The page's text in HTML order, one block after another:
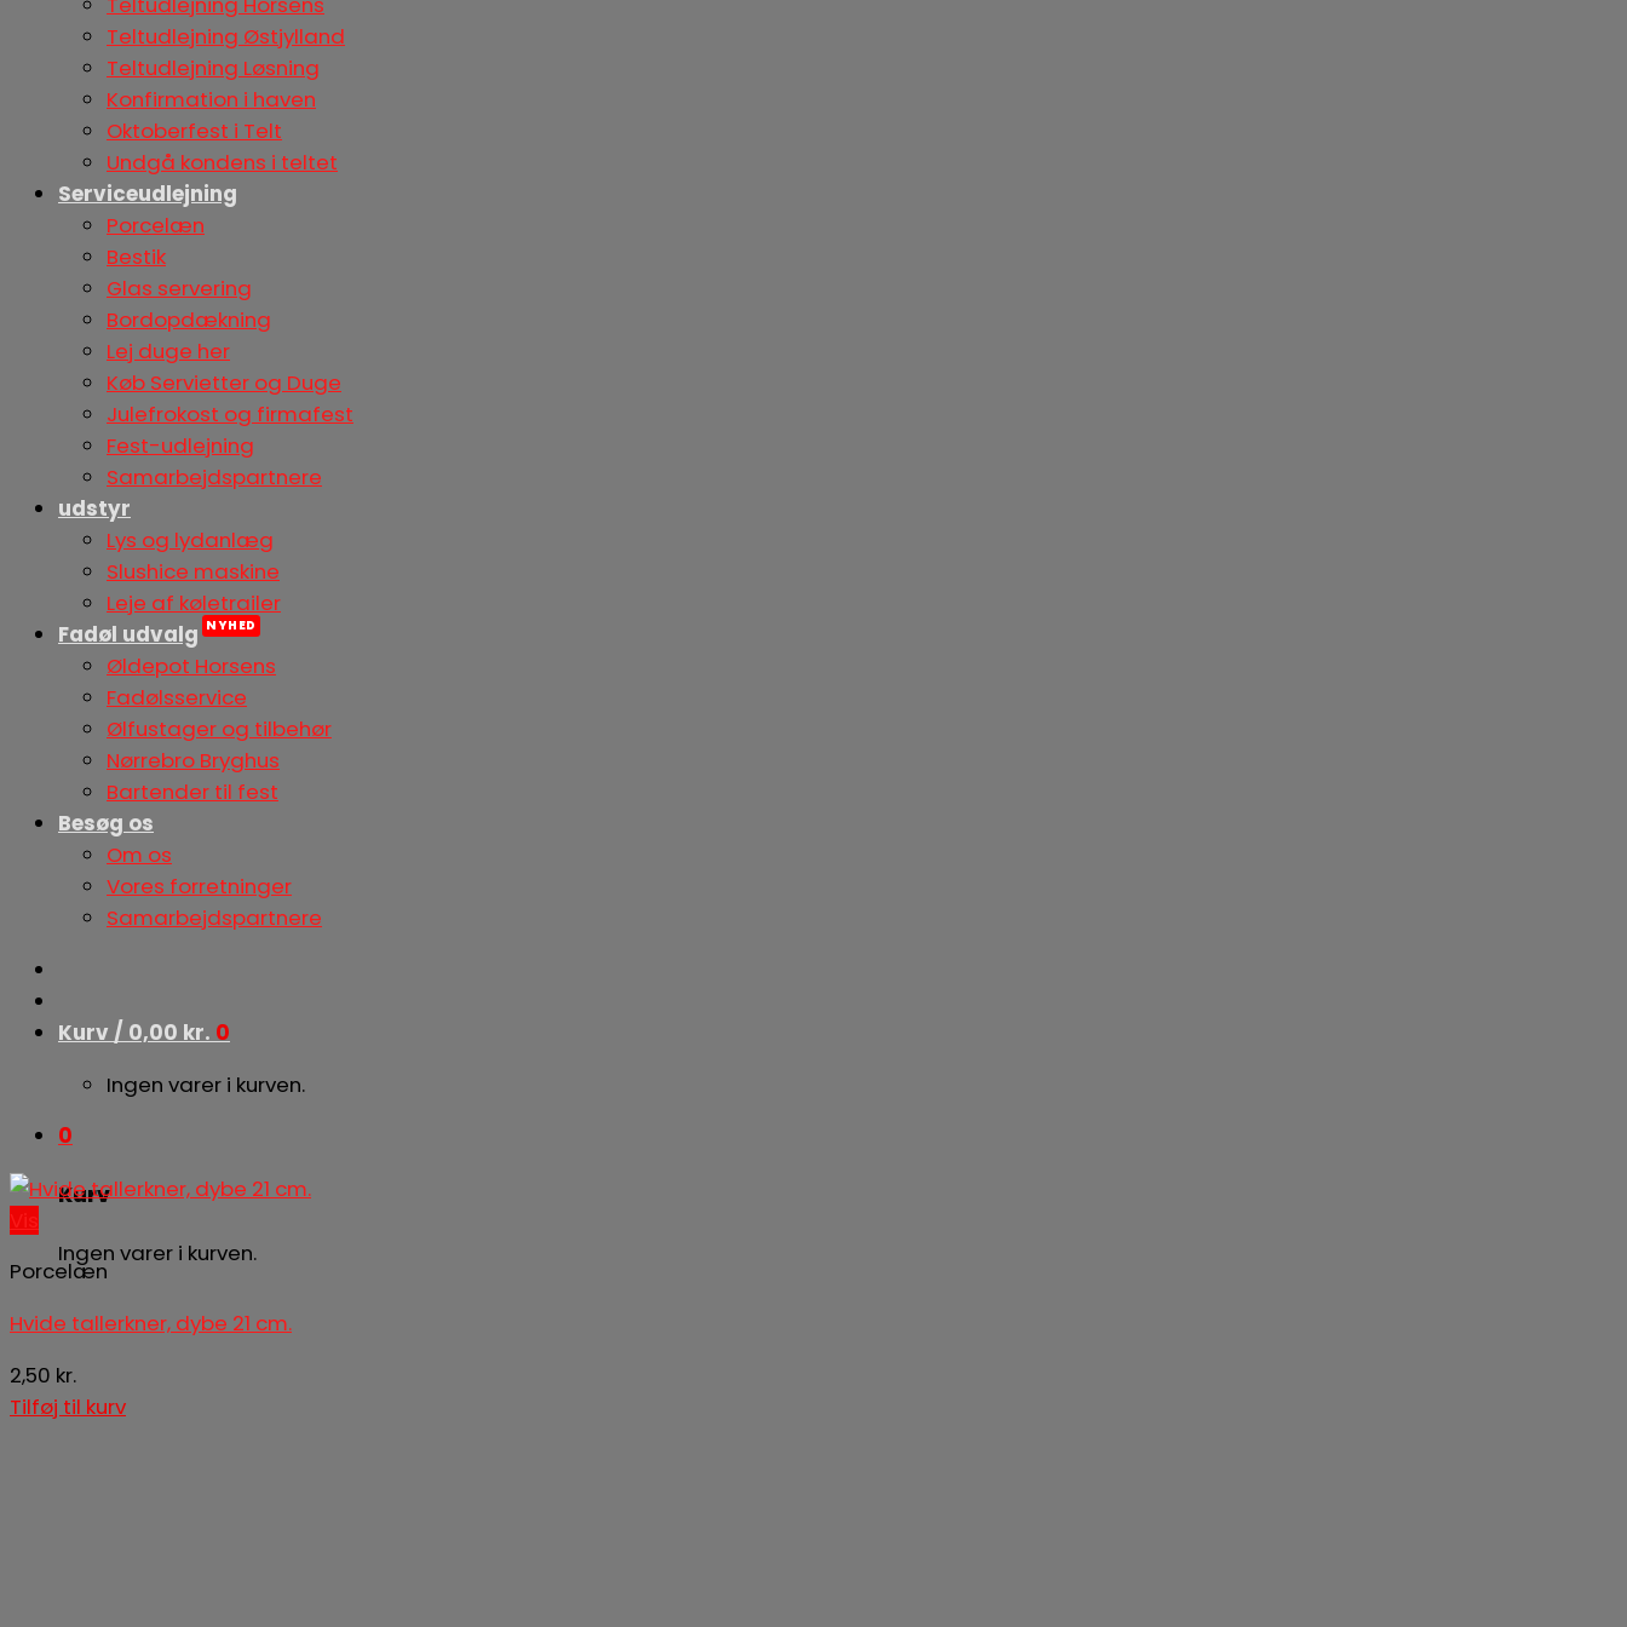
Teltudlejning Østjylland
Teltudlejning Løsning
Konfirmation i haven
Oktoberfest i Telt
Undgå kondens i teltet
Serviceudlejning
Porcelæn
Bestik
Glas servering
Bordopdækning
Lej duge her
Køb Servietter og Duge
Julefrokost og firmafest
Fest-udlejning
Samarbejdspartnere
udstyr
Lys og lydanlæg
Slushice maskine
Leje af køletrailer
Fadøl udvalg
Øldepot Horsens
Fadølsservice
Ølfustager og tilbehør
Nørrebro Bryghus
Bartender til fest
Besøg os
Om os
Vores forretninger
Samarbejdspartnere
Kurv / 0,00 kr. 0
Ingen varer i kurven.
0
Kurv
Ingen varer i kurven.
Porcelæn
Hvide tallerkner, dybe 21 cm.
2,50 kr.
Tilføj til kurv